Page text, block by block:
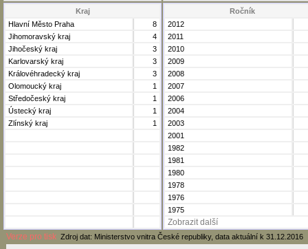
Kraj
Hlavní Město Praha
8
Jihomoravský kraj
4
Jihočeský kraj
3
Karlovarský kraj
3
Královéhradecký kraj
3
Olomoucký kraj
1
Středočeský kraj
1
Ústecký kraj
1
Zlínský kraj
1
Ročník
2012
2011
2010
2009
2008
2007
2006
2004
2003
2001
1982
1981
1980
1978
1976
1975
Zobrazit další
Verze pro tisk Zdroj dat: Ministerstvo vnitra České republiky, data aktuální k 31.12.2016